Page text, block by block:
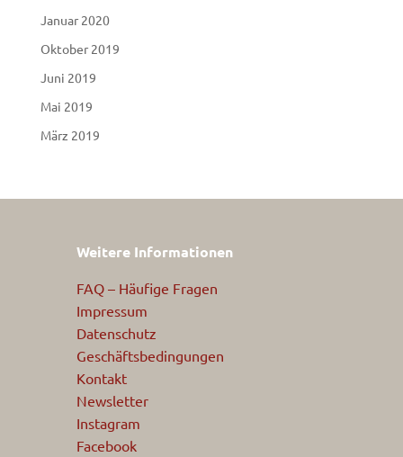
Januar 2020
Oktober 2019
Juni 2019
Mai 2019
März 2019
Weitere Informationen
FAQ – Häufige Fragen
Impressum
Datenschutz
Geschäftsbedingungen
Kontakt
Newsletter
Instagram
Facebook